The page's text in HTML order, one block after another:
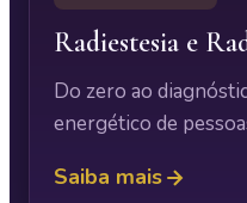
Radiestesia e
Do zero ao
energético de
Saiba mais